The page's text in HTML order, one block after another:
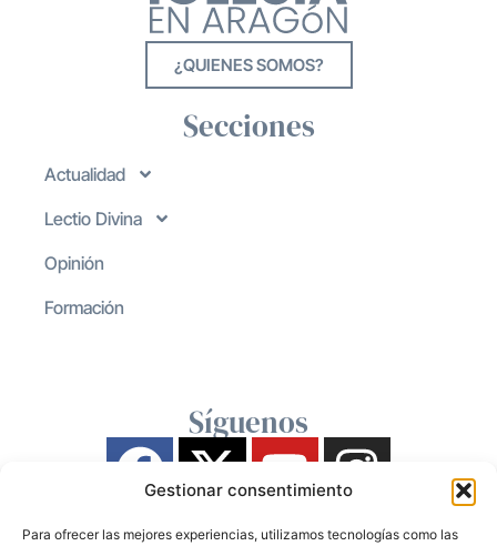
Gestionar consentimiento
Para ofrecer las mejores experiencias, utilizamos tecnologías como las
¿QUIENES SOMOS?
Secciones
Actualidad
Lectio Divina
Opinión
Formación
Síguenos